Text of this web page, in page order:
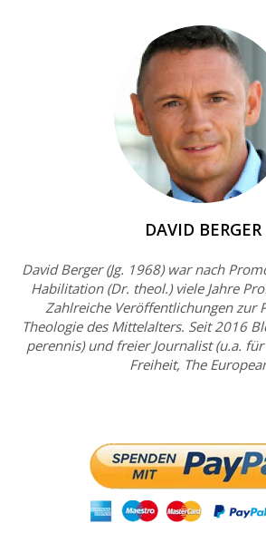
DAVID BERGER
David Berger (Jg. 1968) war nach
Habilitation (Dr. theol.) viele Jahre
Zahlreiche Veröffentlichungen zur
Theologie des Mittelalters. Seit 2016
perennis) und freier Journalist (u.a.
Freiheit, The